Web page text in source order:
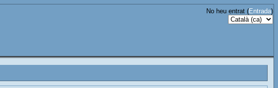
No heu entrat (Entrada)